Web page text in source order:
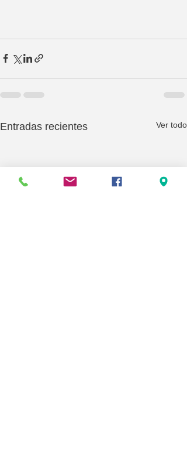
Entradas recientes Ver todo